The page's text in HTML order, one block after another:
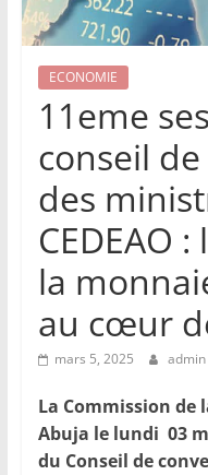
ECONOMIE
11eme
conseil
des
CEDEAO
la
au cœur
mars 5, 2025 admin
La Commission de
Abuja le lundi 03
du Conseil de